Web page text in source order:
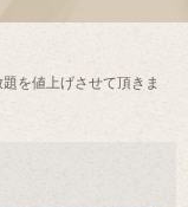
を値上げさせて頂きま